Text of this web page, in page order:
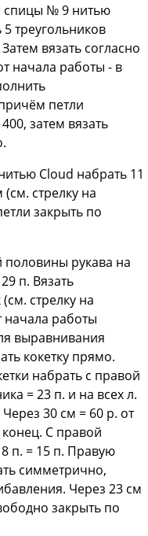
спицы № 9 нитью
треугольников
вязать согласно
начала работы - в
петли
затем вязать
Cloud набрать 11
стрелку на
закрыть по
половины рукава на
п. Вязать
стрелку на
начала работы
выравнивания
кокетку прямо.
набрать с правой
= 23 п. и на всех л.
30 см = 60 р. от
конец. С правой
п. = 15 п. Правую
симметрично,
Через 23 см
закрыть по